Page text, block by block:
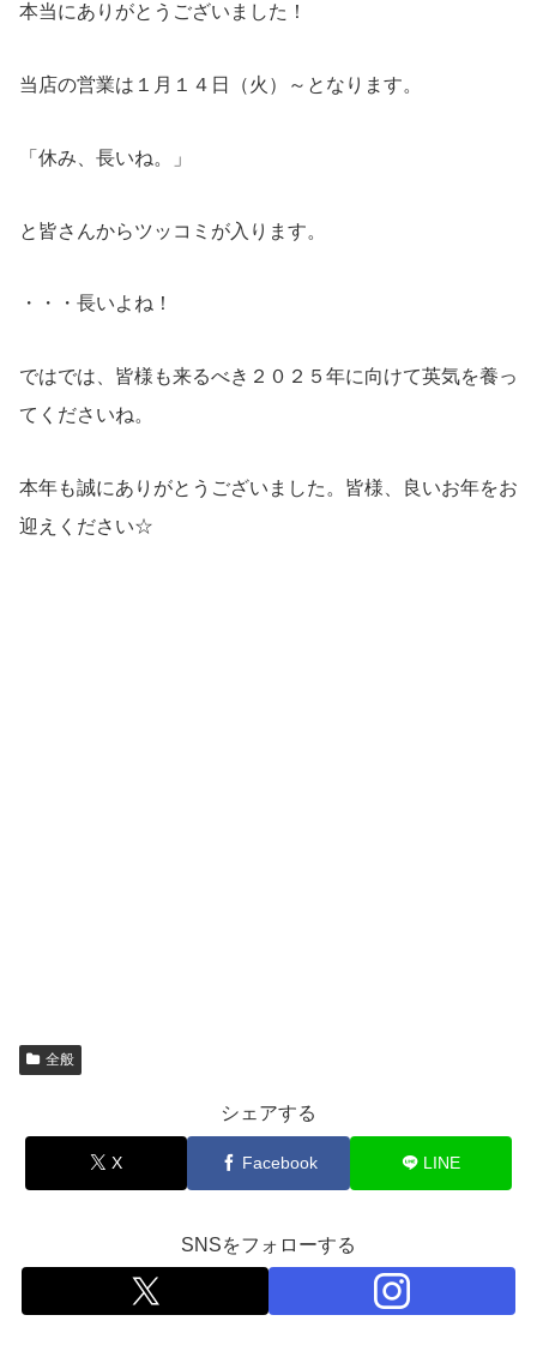
本当にありがとうございました！
当店の営業は１月１４日（火）～となります。
「休み、長いね。」
と皆さんからツッコミが入ります。
・・・長いよね！
ではでは、皆様も来るべき２０２５年に向けて英気を養っ
てくださいね。
本年も誠にありがとうございました。皆様、良いお年をお
迎えください☆
全般
シェアする
X Facebook LINE
SNSをフォローする